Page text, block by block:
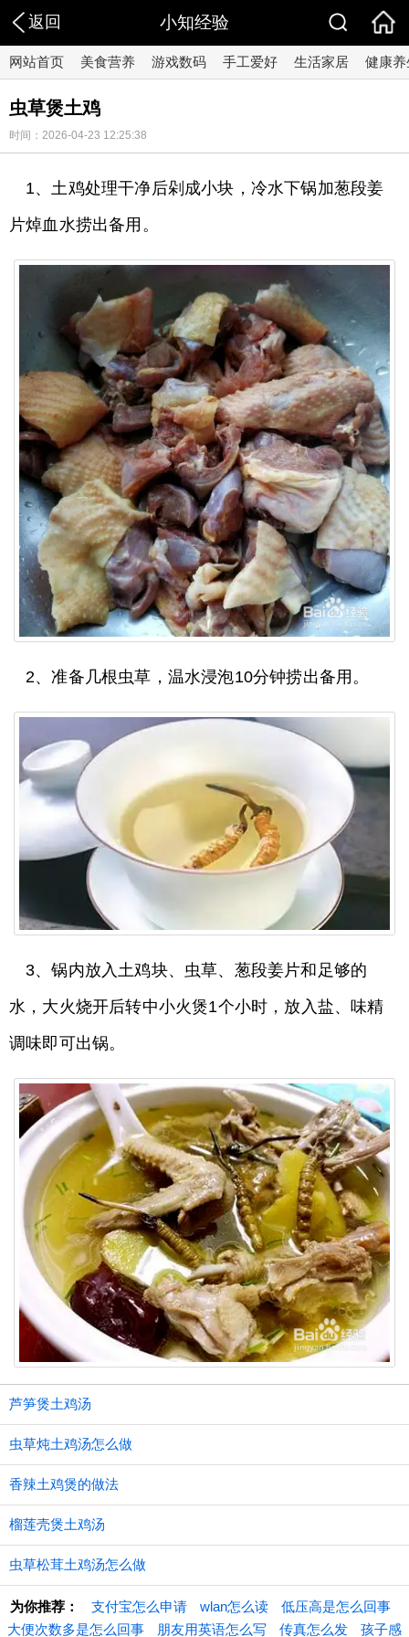
返回 小知经验
网站首页 美食营养 游戏数码 手工爱好 生活家居 健康养
虫草煲土鸡
时间：2026-04-23 12:25:38
1、土鸡处理干净后剁成小块，冷水下锅加葱段姜
片焯血水捞出备用。
2、准备几根虫草，温水浸泡10分钟捞出备用。
3、锅内放入土鸡块、虫草、葱段姜片和足够的
水，大火烧开后转中小火煲1个小时，放入盐、味精
调味即可出锅。
芦笋煲土鸡汤
虫草炖土鸡汤怎么做
香辣土鸡煲的做法
榴莲壳煲土鸡汤
虫草松茸土鸡汤怎么做
为你推荐： 支付宝怎么申请 wlan怎么读
低压高是怎么回事
大便次数多是怎么回事
朋友用英语怎么写 传真怎么发 孩子感